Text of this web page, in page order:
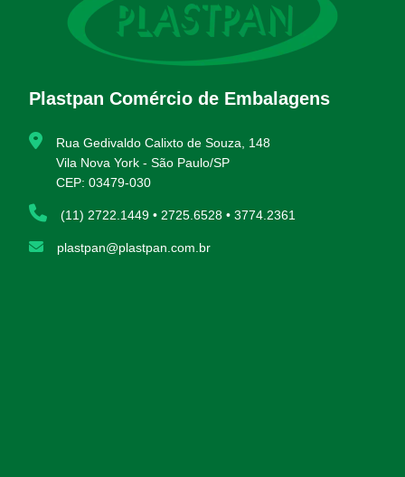
Plastpan Comércio de Embalagens
Rua Gedivaldo Calixto de Souza, 148
Vila Nova York - São Paulo/SP
CEP: 03479-030
(11) 2722.1449 • 2725.6528 • 3774.2361
plastpan@plastpan.com.br